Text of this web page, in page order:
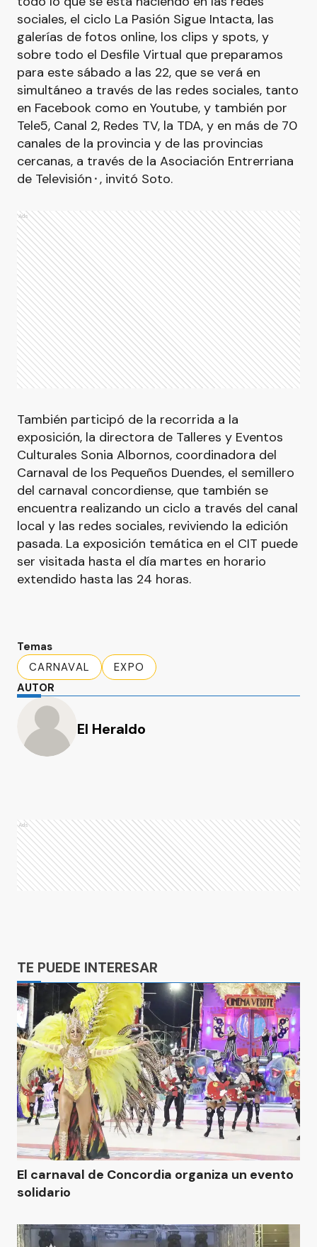
sociales, el ciclo La Pasión Sigue Intacta, las
galerías de fotos online, los clips y spots, y
sobre todo el Desfile Virtual que preparamos
para este sábado a las 22, que se verá en
simultáneo a través de las redes sociales, tanto
en Facebook como en Youtube, y también por
Tele5, Canal 2, Redes TV, la TDA, y en más de 70
canales de la provincia y de las provincias
cercanas, a través de la Asociación Entrerriana
de Televisión⬝, invitó Soto.
Ads
También participó de la recorrida a la
exposición, la directora de Talleres y Eventos
Culturales Sonia Albornos, coordinadora del
Carnaval de los Pequeños Duendes, el semillero
del carnaval concordiense, que también se
encuentra realizando un ciclo a través del canal
local y las redes sociales, reviviendo la edición
pasada. La exposición temática en el CIT puede
ser visitada hasta el día martes en horario
extendido hasta las 24 horas.
Temas
CARNAVAL
EXPO
AUTOR
El Heraldo
Ads
TE PUEDE INTERESAR
El carnaval de Concordia organiza un evento
solidario